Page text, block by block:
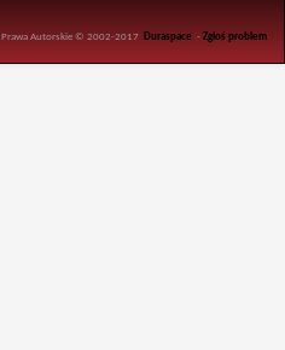
Prawa Autorskie © 2002-2017 Duraspace -Zgłoś problem